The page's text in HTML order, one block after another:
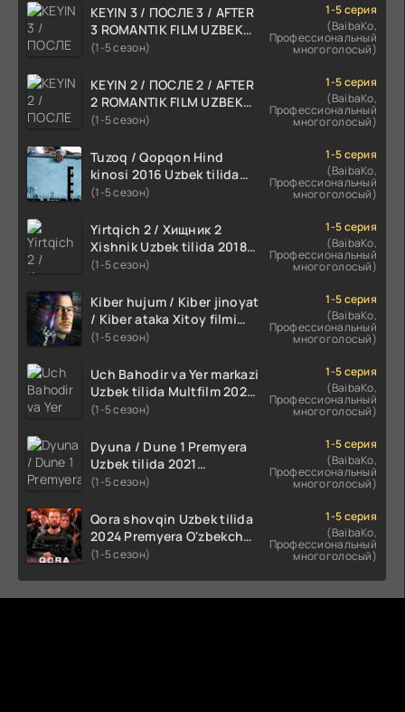
KEYIN 3 / ПОСЛЕ 3 / AFTER
3 ROMANTIK FILM UZBEK
TILIDA 2021 TARJIMA FILM
(1-5 сезон)
1-5 серия
(BaibaKo,
Профессиональный
многоголосый)
KEYIN 2 / ПОСЛЕ 2 / AFTER
2 ROMANTIK FILM UZBEK
TILIDA 2020 TARJIMA FILM
(1-5 сезон)
1-5 серия
(BaibaKo,
Профессиональный
многоголосый)
Tuzoq / Qopqon Hind
kinosi 2016 Uzbek tilida
tarjima film HD
(1-5 сезон)
1-5 серия
(BaibaKo,
Профессиональный
многоголосый)
Yirtqich 2 / Хищник 2
Xishnik Uzbek tilida 2018-
2024 O'zbekcha tarjima
(1-5 сезон)
1-5 серия
(BaibaKo,
Профессиональный
многоголосый)
Kiber hujum / Kiber jinoyat
/ Kiber ataka Xitoy filmi
Uzbek tilida O'zbekcha
HD skachat
(1-5 сезон)
1-5 серия
(BaibaKo,
Профессиональный
многоголосый)
Uch Bahodir va Yer markazi
Uzbek tilida Multfilm 2025
tarjima HD skachat
(1-5 сезон)
1-5 серия
(BaibaKo,
Профессиональный
многоголосый)
Dyuna / Dune 1 Premyera
Uzbek tilida 2021
O'zbekcha tarjima kino HD
(1-5 сезон)
1-5 серия
(BaibaKo,
Профессиональный
многоголосый)
Qora shovqin Uzbek tilida
2024 Premyera O'zbekcha
tarjima kino HD skachat
(1-5 сезон)
1-5 серия
(BaibaKo,
Профессиональный
многоголосый)